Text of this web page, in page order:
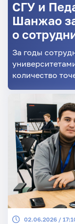
СГУ и
Шанжао
о
За годы
количество
02.06.2026 /